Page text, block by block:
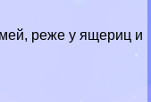
реже у ящериц и